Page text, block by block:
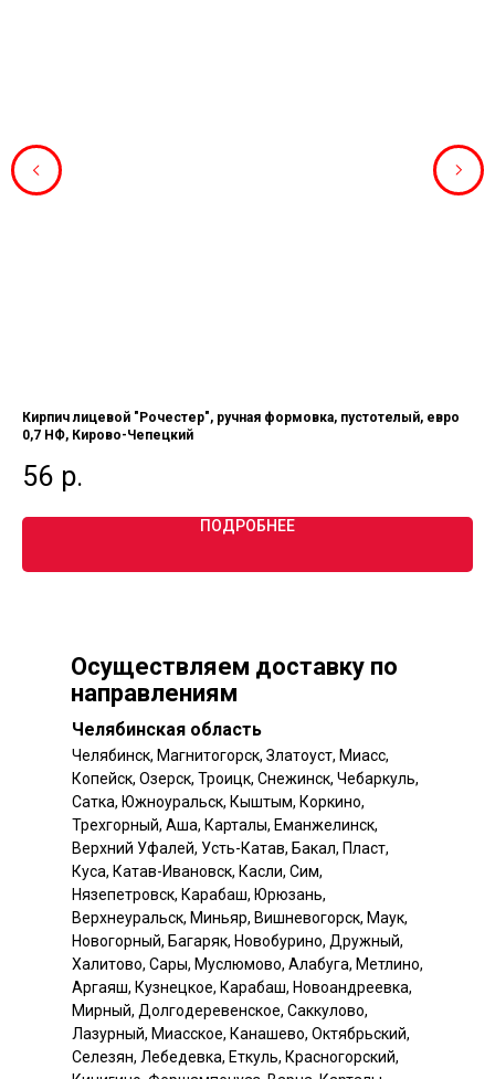
Кирпич лицевой "Рочестер", ручная формовка, пустотелый, евро
0,7 НФ, Кирово-Чепецкий
56 р.
ПОДРОБНЕЕ
Челябинская область
Осуществляем доставку по
направлениям
Челябинск, Магнитогорск, Златоуст, Миасс,
Копейск, Озерск, Троицк, Снежинск, Чебаркуль,
Сатка, Южноуральск, Кыштым, Коркино,
Трехгорный, Аша, Карталы, Еманжелинск,
Верхний Уфалей, Усть-Катав, Бакал, Пласт,
Куса, Катав-Ивановск, Касли, Сим,
Нязепетровск, Карабаш, Юрюзань,
Верхнеуральск, Миньяр, Вишневогорск, Маук,
Новогорный, Багаряк, Новобурино, Дружный,
Халитово, Сары, Муслюмово, Алабуга, Метлино,
Аргаяш, Кузнецкое, Карабаш, Новоандреевка,
Мирный, Долгодеревенское, Саккулово,
Лазурный, Миасское, Канашево, Октябрьский,
Селезян, Лебедевка, Еткуль, Красногорский,